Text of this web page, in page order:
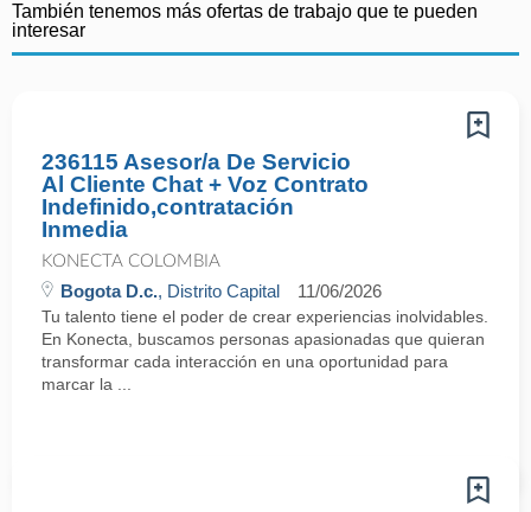
También tenemos más ofertas de trabajo que te pueden
interesar
236115 Asesor/a De Servicio
Al Cliente Chat + Voz Contrato
Indefinido,contratación
Inmedia
KONECTA COLOMBIA
Bogota D.c., Distrito Capital 11/06/2026
Tu talento tiene el poder de crear experiencias inolvidables.
En Konecta, buscamos personas apasionadas que quieran
transformar cada interacción en una oportunidad para
marcar la ...